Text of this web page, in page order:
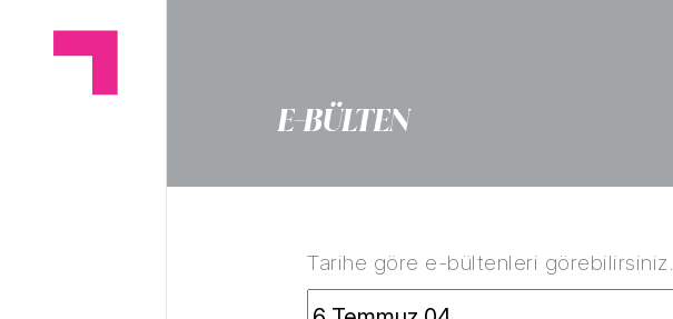
E-BÜLTEN
Tarihe göre e-bültenleri görebilirsiniz.